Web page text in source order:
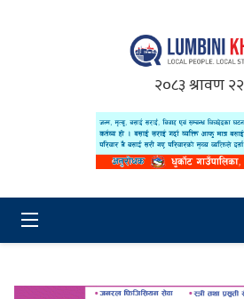
२०८३ श्रावण २२